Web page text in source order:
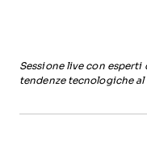
Sessione live con
tendenze tecnologiche al